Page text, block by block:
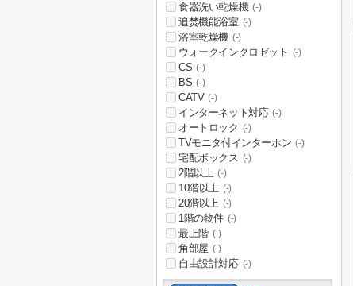
食器洗い乾燥機 (-)
追焚機能浴室 (-)
浴室乾燥機 (-)
ウォークインクロゼット (-)
CS (-)
BS (-)
CATV (-)
インターネット対応 (-)
オートロック (-)
TVモニタ付インターホン (-)
宅配ボックス (-)
2階以上 (-)
10階以上 (-)
20階以上 (-)
1階の物件 (-)
最上階 (-)
角部屋 (-)
自由設計対応 (-)